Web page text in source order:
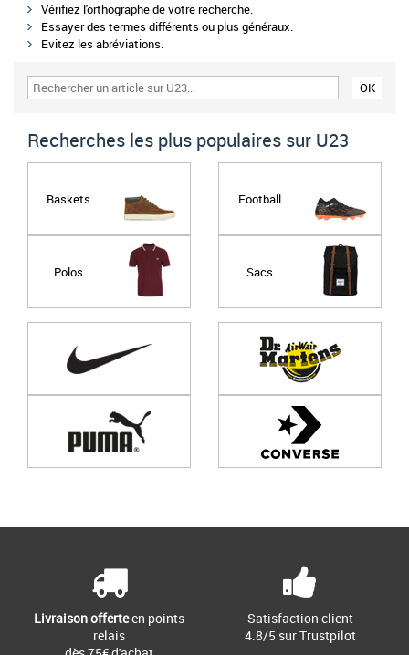
Vérifiez l'orthographe de votre recherche.
Essayer des termes différents ou plus généraux.
Evitez les abréviations.
Recherches les plus populaires sur U23
Baskets Football
Polos Sacs
Livraison offerteen points
relais
Satisfaction client
4.8/5 sur Trustpilot